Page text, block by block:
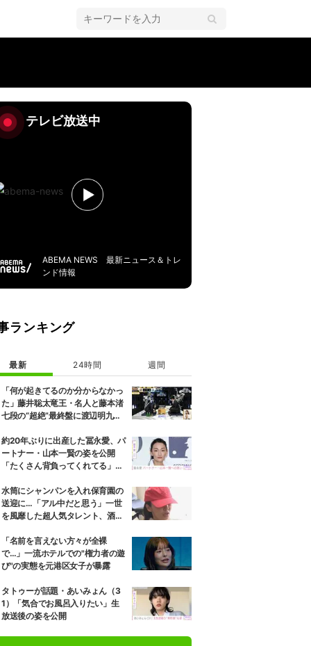
テレビ放送中
ABEMA NEWS 最新ニュース＆トレ
ンド情報
ランキング
最新 24時間 週間
「何が起きてるのか分からなかっ
た」藤井聡太竜王・名人と藤本渚
七段の“超絶”最終盤に渡辺明九段
ナメント2026
約20年ぶりに出産した冨永愛、パ
ートナー・山本一賢の姿を公開
「たくさん背負ってくれてる」感
水筒にシャンパンを入れ保育園の
送迎に…「アル中だと思う」一世
を風靡した超人気タレント、酒漬
「名前を言えない方々が全裸
で…」一流ホテルでの"権力者の遊
び"の実態を元港区女子が暴露
タトゥーが話題・あいみょん（3
1）「気合でお風呂入りたい」生
放送後の姿を公開